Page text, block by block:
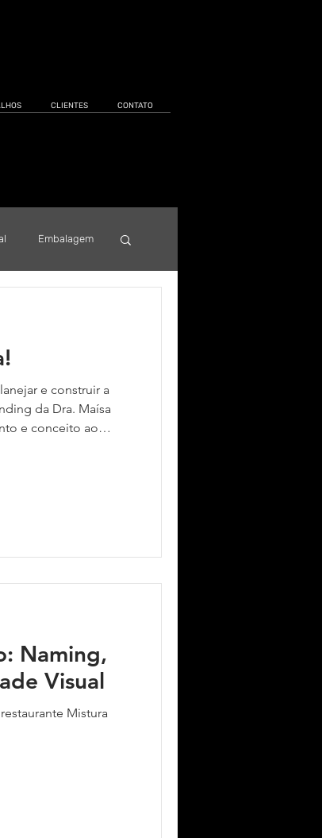
CLIENTES CONTATO
Embalagem
e construir a
da Dra. Maísa
e conceito ao
Naming,
Visual
Mistura